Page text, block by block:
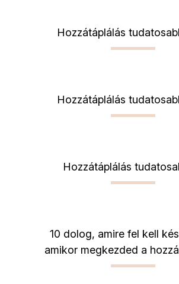
Hozzátáplálás
Hozzátáplálás
Hozzátáplálás
10 dolog, amire fel kell
amikor megkezded a